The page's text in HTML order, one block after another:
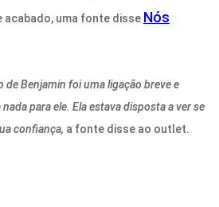
uma fonte disse Nós
de Benjamin foi uma ligação breve e
para ele. Ela estava disposta a ver se
confiança, a fonte disse ao outlet.